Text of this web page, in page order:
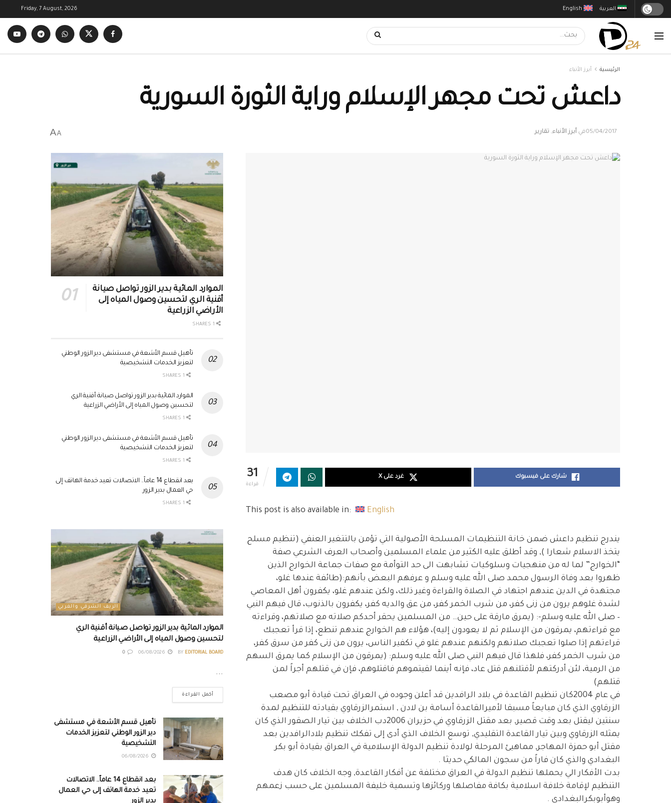
English العربية Friday, 7 August, 2026
الرئيسية أبرز الأنباء
داعش تحت مجهر الإسلام وراية الثورة السورية
05/04/2017في أبرز الأنباء, تقارير A
A
31
قراءة
شارك على فيسبوك غرد على X
This post is also available in: English
يندرج تنظيم داعش ضمن خانة التنظيمات المسلحة الأصولية التي تؤمن بالتتغير العنفي (تنظيم مسلح
يتخذ الاسلام شعارا ), وقد أطلق عليه الكثير من علماء المسلمين وأصحاب العرف الشرعي صفة
“الخوارج” لما له من منهجيات وسلوكيات تشابهت الى حد التوأمة مع صفات جماعة الخوارج الذين
ظهروا بعد وفاة الرسول محمد صلى الله عليه وسلم و عرفهم البعض بأنهم:(طائفة عندها غلو،
مجتهدة في الدين عندهم اجتهاد في الصلاة والقراءة وغير ذلك، ولكن عندهم غلو، يكفرون أهل المعاصي
لشدة غلوهم يرون من زنى كفر، من شرب الخمر كفر، من عق والديه كفر، يكفرون بالذنوب، قال فيهم النبي
– صلى الله عليه وسلم-: (يمرق مارقة على حين… من المسلمين يحقر أحدكم صلاته مع صلاتهم، وقراءته
مع قراءتهم، يمرقون من الإسلام ثم لا يعودون إليه)، هؤلاء هم الخوارج عندهم تنطع، إذا قرأ تعجبك
قراءتهم إذا صلوا تعجبك صلاتهم ولكنهم عندهم غلو في تكفير الناس، يرون من زنى كفر من سرق كفر،
من شرب الخمر كفر، فلهذا قال فيهم النبي صلى الله عليه وسلم: (يمرقون من الإسلام كما يمرق السهم
من الرمية، لئن أدركتهم لأقتلنهم قتل عاد، فإنه أينما لقيتموهم فاقتلوهم، فإن في قتلهم أجراً لمن
قتلهم)
في عام 2004كان تنظيم القاعدة في بلاد الرافدين قد أعلن وجوده في العراق تحت قيادة أبو مصعب
الزرقاوي الذي كان مبايعاً مسبقا لأميرالقاعدة أسامة بن لادن , استمرالزرقاوي بقيادته للتنظيم لمدة
سنتين ليقتل بعد وقت قصير, بعد مقتل الزرقاوي في حزيران 2006دب الخلاف بين تيار الصقور الذي كان
يمثله الزرقاوي وبين تيار القاعدة التقليدي, توسع الخلاف الذي أدى إلى تفكك تنظيم بلادالرافدين بعد
مقتل أبو حمزة المهاجر, مماهيئ المرحلة لولادة تنظيم الدولة الإسلامية في العراق بقيادة أبو بكر
البغدادي والذي كان فاراً من سجون المالكي حديثا .
بدت الأفكار الي يحملها تنظيم الدولة في العراق مختلفة عن أفكار القاعدة, وجه الخلاف كان هدف
التنظيم لإقامة خلافة اسلامية بكافة مفاصلها وركائزها وتسمية خليفة المسلمين على حسب زعمهم
وهوأبوبكرالبغدادي .
الموارد المائية بدير الزور تواصل صيانة
أقنية الري لتحسين وصول المياه إلى
الأراضي الزراعية
تأهيل قسم الأشعة في مستشفى دير الزور الوطني
لتعزيز الخدمات التشخيصية
الموارد المائية بدير الزور تواصل صيانة أقنية الري
لتحسين وصول المياه إلى الأراضي الزراعية
تأهيل قسم الأشعة في مستشفى دير الزور الوطني
لتعزيز الخدمات التشخيصية
بعد انقطاع 14 عاماً.. الاتصالات تعيد خدمة الهاتف إلى
حي العمال بدير الزور
الريف الشرقي والغربي
الموارد المائية بدير الزور تواصل صيانة أقنية الري
لتحسين وصول المياه إلى الأراضي الزراعية
BY EDITORIAL BOARD
0
...
أكمل القراءة
تأهيل قسم الأشعة في مستشفى
دير الزور الوطني لتعزيز الخدمات
التشخيصية
بعد انقطاع 14 عاماً.. الاتصالات
تعيد خدمة الهاتف إلى حي العمال
بدير الزور